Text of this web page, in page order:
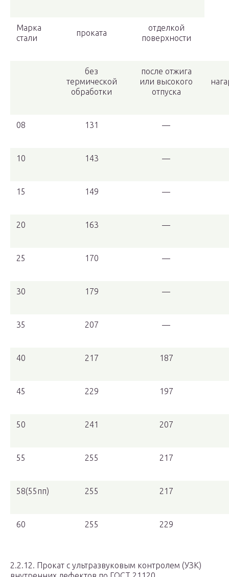
Марка
стали
проката
отделкой
поверхности
без
термической
обработки
после отжига
или высокого
отпуска
08 131 —
10 143 —
15 149 —
20 163 —
25 170 —
30 179 —
35 207 —
40 217 187
45 229 197
50 241 207
55 255 217
58(55пп) 255 217
60 255 229
2.2.12. Прокат с ультразвуковым контролем (УЗК)